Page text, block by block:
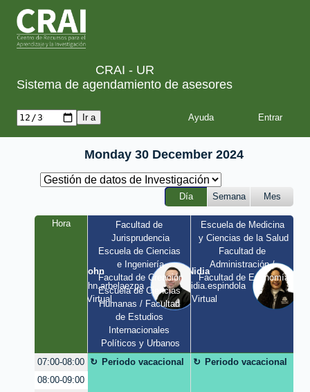
CRAI - UR
Sistema de agendamiento de asesores
Ayuda
Monday 30 December 2024
Día Semana Mes
Hora
John
john.arbelaezpa
/ Virtual
Facultad de
Jurisprudencia
Escuela de Ciencias
e Ingeniería
Facultad de Creación
Escuela de Ciencias
Humanas / Facultad
de Estudios
Internacionales
Políticos y Urbanos
Nidia
nidia.espindola
/ Virtual
Escuela de Medicina
y Ciencias de la Salud
Facultad de
Administración /
Facultad de Economía
07:00-08:00 Periodo vacacional
Periodo vacacional
08:00-09:00